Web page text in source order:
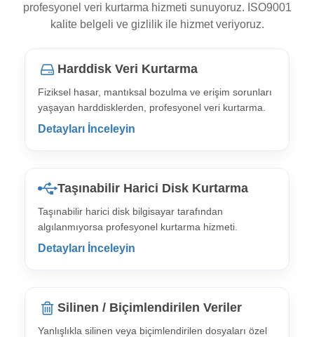
profesyonel veri kurtarma hizmeti sunuyoruz. ISO9001
kalite belgeli ve gizlilik ile hizmet veriyoruz.
Harddisk Veri Kurtarma
Fiziksel hasar, mantıksal bozulma ve erişim sorunları
yaşayan harddisklerden, profesyonel veri kurtarma.
Detayları İnceleyin
Taşınabilir Harici Disk Kurtarma
Taşınabilir harici disk bilgisayar tarafından
algılanmıyorsa profesyonel kurtarma hizmeti.
Detayları İnceleyin
Silinen / Biçimlendirilen Veriler
Yanlışlıkla silinen veya biçimlendirilen dosyaları özel